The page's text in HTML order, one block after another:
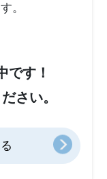
。
です！
さい。